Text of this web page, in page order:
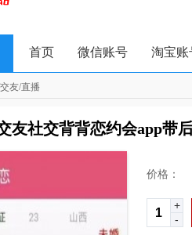
首页 微信账号 淘宝账
友/直播
友社交背背恋约会app带
价格：
+
-